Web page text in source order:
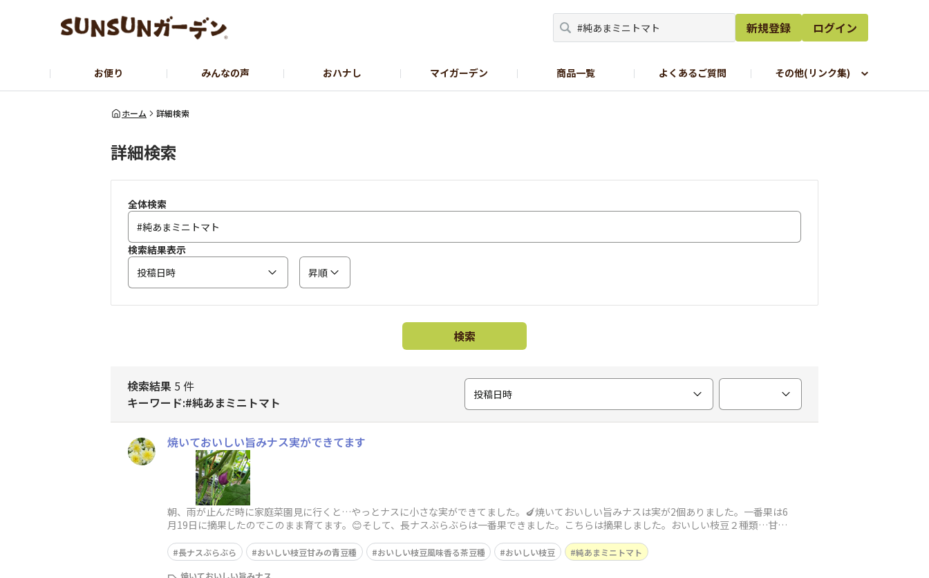
新規登録 ログイン
お便り みんなの声 おハナし マイガーデン 商品一覧 よくあるご質問 その他(リンク集)
公式サイト YouTubeチャンネル
ホーム 詳細検索
詳細検索
全体検索
検索結果表示
投稿日時
昇順
検索
検索結果 5 件
キーワード:#純あまミニトマト
投稿日時
焼いておいしい旨みナス実ができてます
朝、雨が止んだ時に家庭菜園見に行くと…やっとナスに小さな実ができてました。🍆焼いておいしい旨みナスは実が2個ありました。一番果は6
月19日に摘果したのでこのまま育てます。😊そして、長ナスぶらぶらは一番果できました。こちらは摘果しました。おいしい枝豆２種類…甘み
長ナスぶらぶら おいしい枝豆甘みの青豆種 おいしい枝豆風味香る茶豆種 おいしい枝豆 純あまミニトマト
焼いておいしい旨みナス